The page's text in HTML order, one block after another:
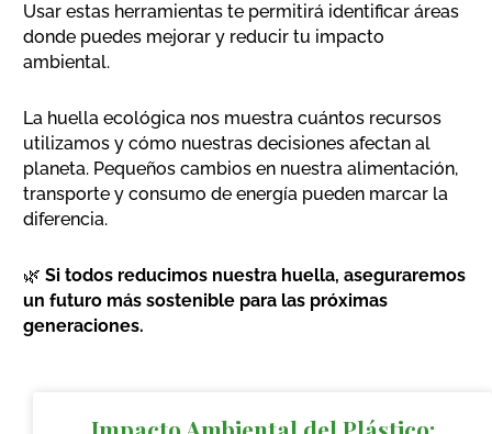
Usar estas herramientas te permitirá identificar áreas
donde puedes mejorar y reducir tu impacto
ambiental.
La huella ecológica nos muestra cuántos recursos
utilizamos y cómo nuestras decisiones afectan al
planeta. Pequeños cambios en nuestra alimentación,
transporte y consumo de energía pueden marcar la
diferencia.
🌿 Si todos reducimos nuestra huella, aseguraremos
un futuro más sostenible para las próximas
generaciones.